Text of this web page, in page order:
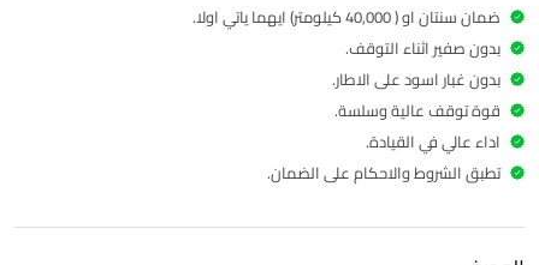
ضمان سنتان او ( 40,000 كيلومتر) ايهما ياتي اولا.
بدون صفير اثناء التوقف.
بدون غبار اسود على الاطار.
قوة توقف عالية وسلسة.
اداء عالي في القيادة.
تطبق الشروط والاحكام على الضمان.